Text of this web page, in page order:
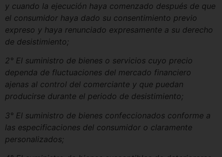
y cuando la ejecución haya comenzado después de que
el consumidor haya dado su consentimiento previo
expreso y haya renunciado expresamente a su derecho
de desistimiento;
2° El suministro de bienes o servicios cuyo precio
dependa de fluctuaciones del mercado financiero
ajenas al control del comerciante y que puedan
producirse durante el periodo de desistimiento;
3° El suministro de bienes confeccionados conforme a
las especificaciones del consumidor o claramente
personalizados;